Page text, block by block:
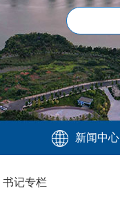
新闻中心
书记专栏